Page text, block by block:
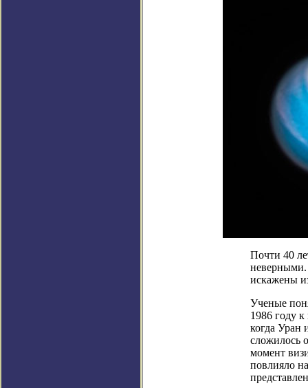
Почти 40
неверными.
искажены
Ученые
1986 году
когда Уран
сложилось
момент
повлияло